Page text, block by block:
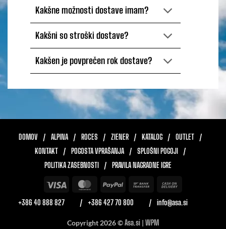
Kakšne možnosti dostave imam?
Kakšni so stroški dostave?
Kakšen je povprečen rok dostave?
DOMOV ALPINA ROCES ZIENER KATALOG
OUTLET
KONTAKT
POGOSTA VPRAŠANJA
SPLOŠNI POGOJI
POLITIKA ZASEBNOSTI
PRAVILA NAGRADNE IGRE
Visa MasterCardPayPal
Bank
Delivery
+386 40 888 827 +386 427 70 800 info@asa.si
Copyright 2026 ©Asa.si | WPM